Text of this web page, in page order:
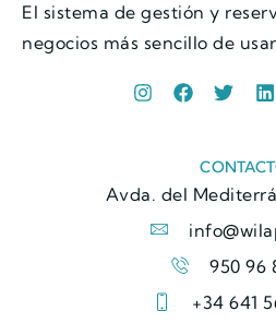
El sistema de gestión y
negocios más sencillo de
Avda. del
950 96
+34 641